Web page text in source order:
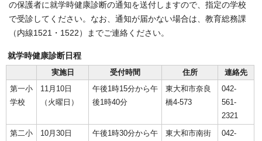
の保護者に就学時健康診断の通知を送付しますので、指定の学校
で受診してください。なお、通知が届かない場合は、教育総務課
（内線1521・1522）までご連絡ください。
就学時健康診断日程
実施日
受付時間 住所
連絡先
第一小
学校
11月10日
（火曜日）
午後1時15分から午
後1時40分
東大和市奈良
橋4-573
042-
561-
2321
第二小
10月30日
午後1時30分から午
東大和市南街
042-